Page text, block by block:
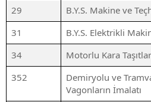
29
B.Y.S. Makine ve
31
B.Y.S. Elektrikli
34
Motorlu Kara
352
Demiryolu ve
Vagonların İmalatı